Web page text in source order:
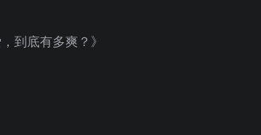
到底有多爽？》